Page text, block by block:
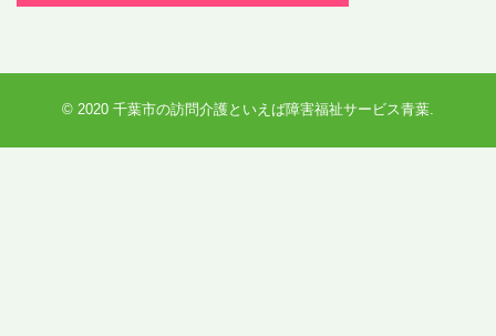
© 2020 千葉市の訪問介護といえば障害福祉サービス青葉